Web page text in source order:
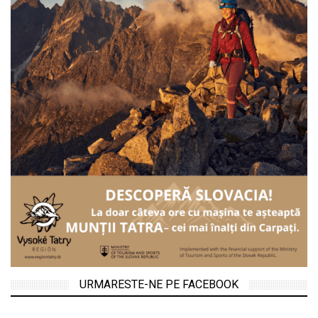
URMARESTE-NE PE FACEBOOK